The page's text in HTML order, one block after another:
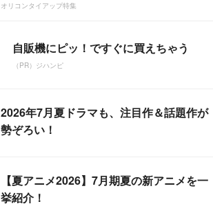
オリコンタイアップ特集
自販機にピッ！ですぐに買えちゃう
（PR）ジハンピ
2026年7月夏ドラマも、注目作＆話題作が
勢ぞろい！
【夏アニメ2026】7月期夏の新アニメを一
挙紹介！